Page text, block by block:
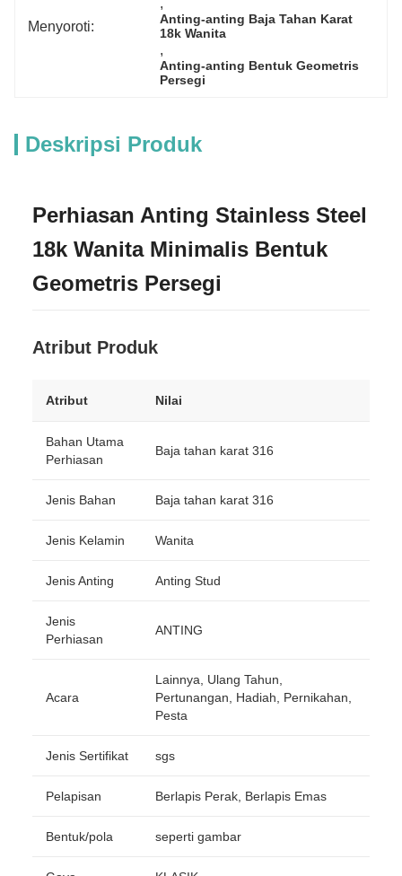
Menyoroti:
Anting-anting Baja Tahan Karat
18k Wanita
,
Anting-anting Bentuk Geometris
Persegi
Deskripsi Produk
Perhiasan Anting Stainless Steel
18k Wanita Minimalis Bentuk
Geometris Persegi
Atribut Produk
Atribut Nilai
Bahan Utama
Perhiasan
Baja tahan karat 316
Jenis Bahan Baja tahan karat 316
Jenis Kelamin Wanita
Jenis Anting Anting Stud
Jenis
Perhiasan
ANTING
Acara
Lainnya, Ulang Tahun,
Pertunangan, Hadiah, Pernikahan,
Pesta
Jenis Sertifikat sgs
Pelapisan Berlapis Perak, Berlapis Emas
Bentuk/pola seperti gambar